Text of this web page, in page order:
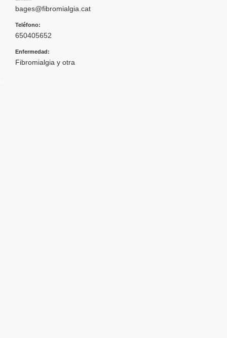
bages@fibromialgia.cat
Teléfono:
650405652
Enfermedad:
Fibromialgia y otra